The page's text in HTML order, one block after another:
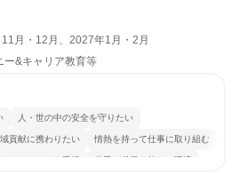
月・12月、2027年1月・2月
ー&キャリア教育等
人・世の中の安全を守りたい
貢献に携わりたい 情熱を持って仕事に取り組む
チームワークを重視 若手が裁量を持てる環境